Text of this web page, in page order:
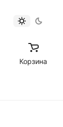
Корзина